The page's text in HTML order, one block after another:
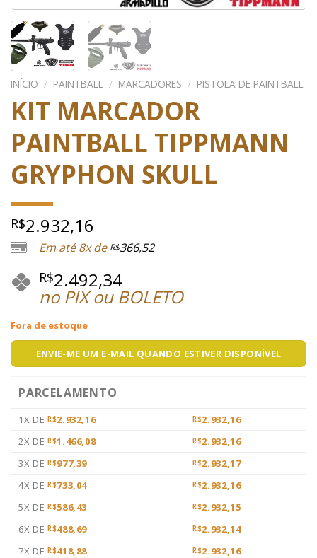
INÍCIO / PAINTBALL / MARCADORES / PISTOLA DE PAINTBALL
KIT MARCADOR
PAINTBALL TIPPMANN
GRYPHON SKULL
R$2.932,16
Em até 8x de R$366,52
R$2.492,34
no PIX ou BOLETO
Fora de estoque
ENVIE-ME UM E-MAIL QUANDO ESTIVER DISPONÍVEL
PARCELAMENTO
1X DE R$2.932,16 R$2.932,16
2X DE R$1.466,08 R$2.932,16
3X DE R$977,39 R$2.932,17
4X DE R$733,04 R$2.932,16
5X DE R$586,43 R$2.932,15
6X DE R$488,69 R$2.932,14
7X DE R$418,88 R$2.932,16